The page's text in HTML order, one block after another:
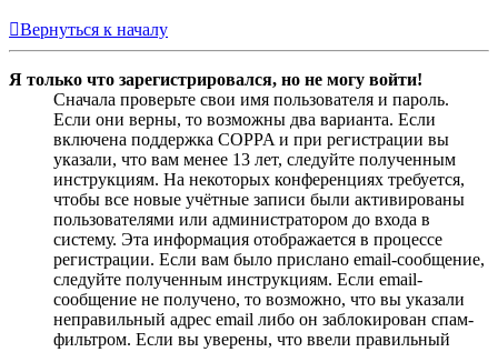
Вернуться к началу
Я только что зарегистрировался, но не могу войти!
Сначала проверьте свои имя пользователя и пароль.
Если они верны, то возможны два варианта. Если
включена поддержка COPPA и при регистрации вы
указали, что вам менее 13 лет, следуйте полученным
инструкциям. На некоторых конференциях требуется,
чтобы все новые учётные записи были активированы
пользователями или администратором до входа в
систему. Эта информация отображается в процессе
регистрации. Если вам было прислано email-сообщение,
следуйте полученным инструкциям. Если email-
сообщение не получено, то возможно, что вы указали
неправильный адрес email либо он заблокирован спам-
фильтром. Если вы уверены, что ввели правильный